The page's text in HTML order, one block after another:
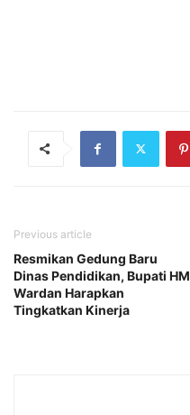
Previous article
Resmikan Gedung Baru
Dinas Pendidikan, Bupati HM
Wardan Harapkan
Tingkatkan Kinerja